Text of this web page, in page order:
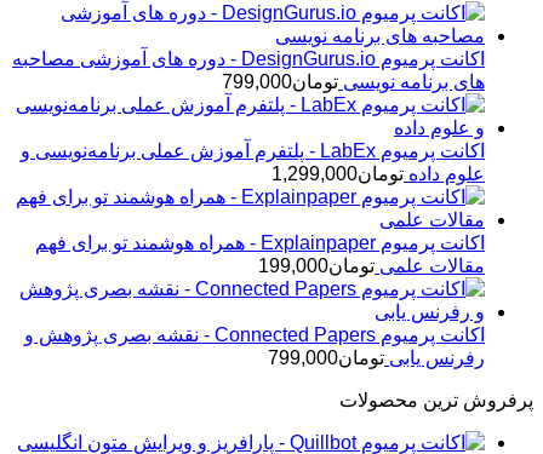
تا
تومان60,000
اکانت پرمیوم DesignGurus.io - دوره ‌های آموزشی مصاحبه
‌های برنامه نویسی تومان799,000
اکانت پرمیوم LabEx - پلتفرم آموزش عملی برنامه‌نویسی و
علوم داده تومان1,299,000
اکانت پرمیوم Explainpaper - همراه هوشمند تو برای فهم
مقالات علمی تومان199,000
اکانت پرمیوم Connected Papers - نقشه بصری پژوهش و
رفرنس یابی تومان799,000
پرفروش ترین محصولات